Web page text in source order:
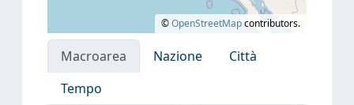
©OpenStreetMapcontributors.
Macroarea Nazione
Città
Tempo